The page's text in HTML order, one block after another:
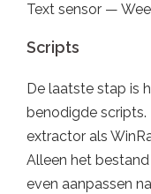
Text sensor —
Scripts
De laatste stap is
benodigde
extractor als
Alleen het
even aanpassen